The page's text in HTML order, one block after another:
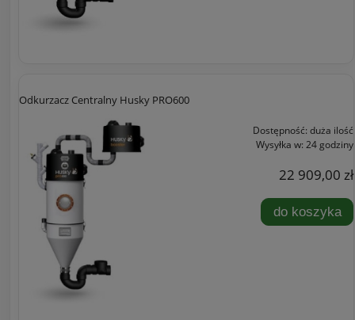
Odkurzacz Centralny Husky PRO600
Dostępność: duża ilość
Wysyłka w: 24 godziny
22 909,00 zł
do koszyka